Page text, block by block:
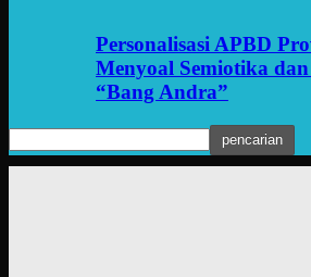
Personalisasi APBD
Menyoal Semiotika
“Bang Andra”